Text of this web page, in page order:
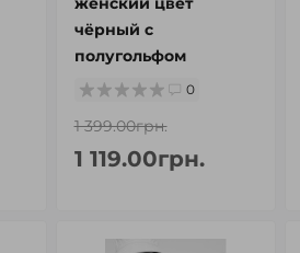
чёрный с
полугольфом
0
1 399.00грн.
1 119.00грн.